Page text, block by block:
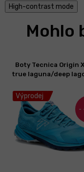
High-contrast mode
Mohlo
Výprodej
Boty Tecnica Origin
true laguna/deep